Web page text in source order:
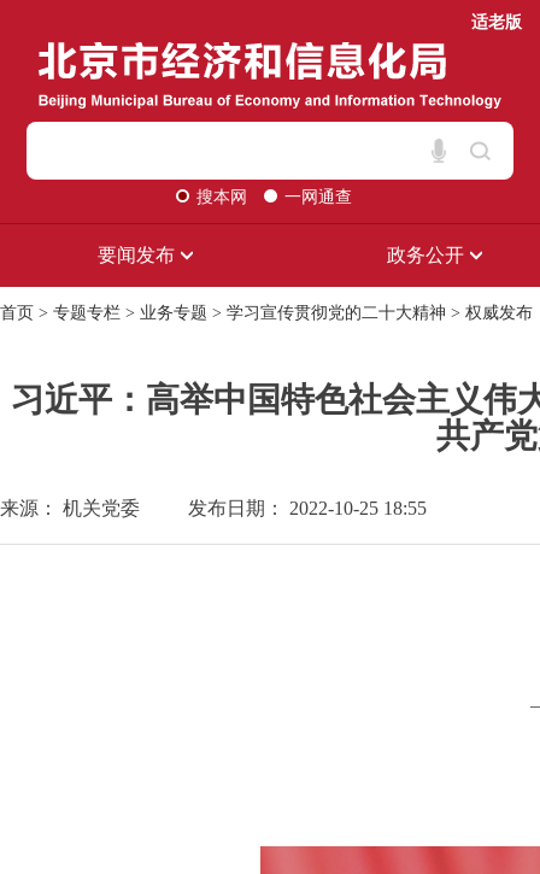
适老版
搜本网 一网通查
要闻发布 政务公开
首页 > 专题专栏 > 业务专题 > 学习宣传贯彻党的二十大精神 > 权威发布
习近平：高举中国特色社会主义
共产
来源： 机关党委 发布日期： 2022-10-25 18:55